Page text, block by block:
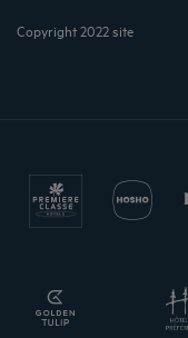
Copyright 2022 site